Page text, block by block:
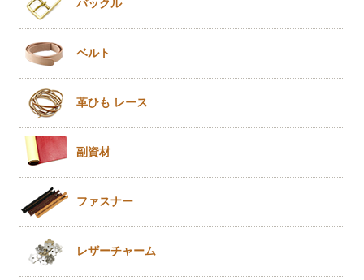
バックル
ベルト
革ひも レース
副資材
ファスナー
レザーチャーム